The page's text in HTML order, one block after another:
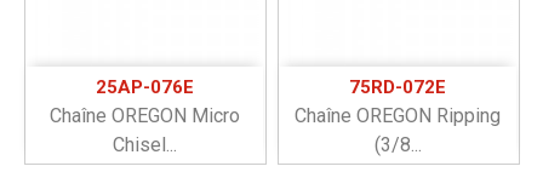
25AP-076E
Chaîne OREGON Micro
Chisel...
75RD-072E
Chaîne OREGON Ripping
(3/8...